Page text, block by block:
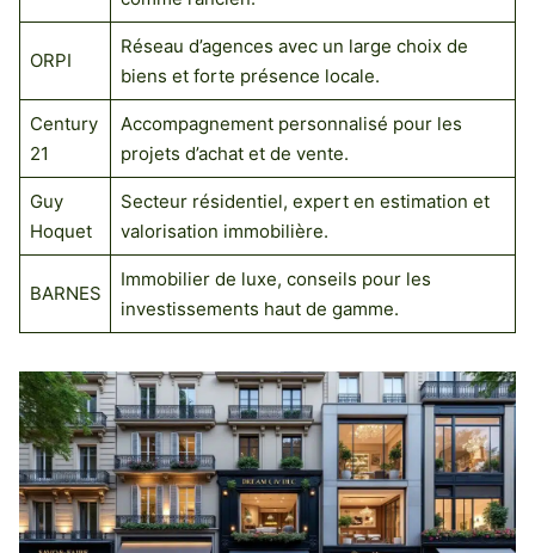
ORPI
Réseau d’agences avec un large choix de
biens et forte présence locale.
Century
21
Accompagnement personnalisé pour les
projets d’achat et de vente.
Guy
Hoquet
Secteur résidentiel, expert en estimation et
valorisation immobilière.
BARNES
Immobilier de luxe, conseils pour les
investissements haut de gamme.